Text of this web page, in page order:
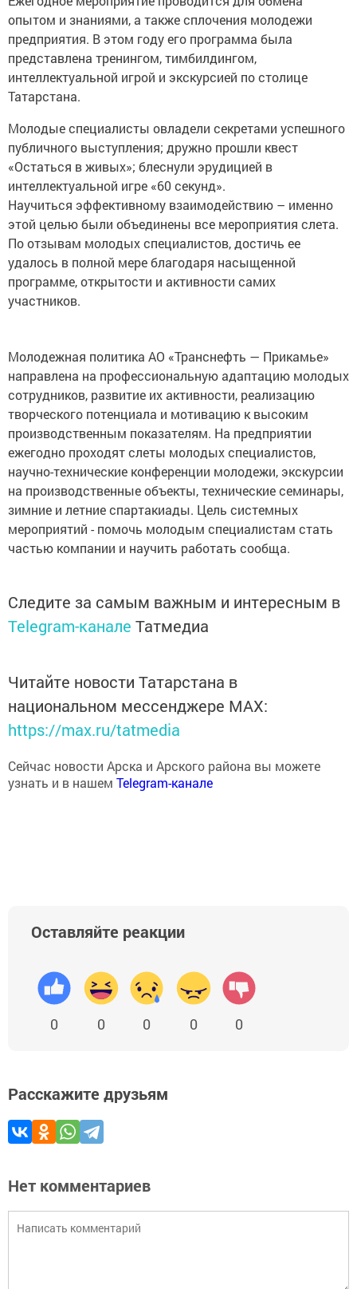
опытом и знаниями, а также сплочения молодежи
предприятия. В этом году его программа была
представлена тренингом, тимбилдингом,
интеллектуальной игрой и экскурсией по столице
Татарстана.
Молодые специалисты овладели секретами успешного
публичного выступления; дружно прошли квест
«Остаться в живых»; блеснули эрудицией в
интеллектуальной игре «60 секунд».
Научиться эффективному взаимодействию – именно
этой целью были объединены все мероприятия слета.
По отзывам молодых специалистов, достичь ее
удалось в полной мере благодаря насыщенной
программе, открытости и активности самих
участников.
Молодежная политика АО «Транснефть — Прикамье»
направлена на профессиональную адаптацию молодых
сотрудников, развитие их активности, реализацию
творческого потенциала и мотивацию к высоким
производственным показателям. На предприятии
ежегодно проходят слеты молодых специалистов,
научно-технические конференции молодежи, экскурсии
на производственные объекты, технические семинары,
зимние и летние спартакиады. Цель системных
мероприятий - помочь молодым специалистам стать
частью компании и научить работать сообща.
Следите за самым важным и интересным в
Telegram-канале Татмедиа
Читайте новости Татарстана в
национальном мессенджере MАХ:
https://max.ru/tatmedia
Сейчас новости Арска и Арского района вы можете
узнать и в нашем Telegram-канале
Оставляйте реакции
0 0 0 0 0
Расскажите друзьям
Нет комментариев